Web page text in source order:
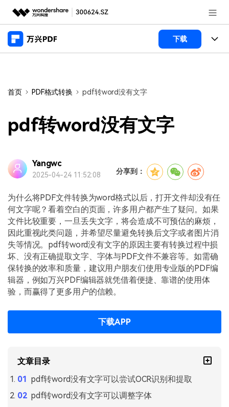
推荐产品
新闻中心
帮助中心
客服热线： 4000-300624
下载
桌面端
万兴PDF Mac版
万兴PDF 安卓版
万兴PDF iOS版
PDF开发工具
万兴PDF SDK
申请试用
功能
PDF新功能
PDF编辑器
PDF合并工具
PDF加密
PDF文件压缩
PDF签名
PDF批量工具
PDF提取页面
PDF页面调整
PDF文件创建
PDF注释
PDF OCR
商业合作
企业采购
经销商招募
产品支持
常见问题
产品信息
更新日志
下载中心
产品资讯
首页 PDF格式转换 pdf转word没有文字
pdf转word没有文字
Yangwc
2025-04-24 11:52:08 分享到：
为什么将PDF文件转换为word格式以后，打开文件却没有任
何文字呢？看着空白的页面，许多用户都产生了疑问。如果
文件比较重要，一旦丢失文字，将会造成不可预估的麻烦，
因此重视此类问题，并希望尽量避免转换后文字或者图片消
失等情况。pdf转word没有文字的原因主要有转换过程中损
坏、没有正确提取文字、字体与PDF文件不兼容等。如需确
保转换的效率和质量，建议用户朋友们使用专业版的PDF编
辑器，例如万兴PDF编辑器就凭借着便捷、靠谱的使用体
验，而赢得了更多用户的信赖。
下载APP
文章目录
pdf转word没有文字可以尝试OCR识别和提取
pdf转word没有文字可以调整字体